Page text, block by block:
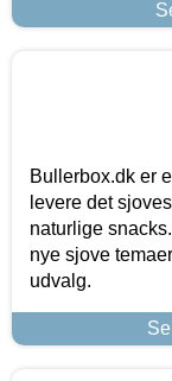
Bullerbox.dk er
levere det
naturlige
nye sjove
udvalg.